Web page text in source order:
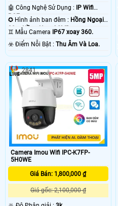
🤖️ Công Nghệ Sử Dụng :
IP Wifi
POE.
✪ Hình ảnh ban đêm : Hồng Ngoại
30m Hồng Ngoại SMD.
♊ Mẫu Camera
IP67 xoay 360.
️☣️ Điểm Nỗi Bật : Thu Âm Và Loa.
Camera Imou Wifi IPC-K7FP-
5H0WE
Giá Bán: 1,800,000 ₫
Giá gốc: 2,100,000 ₫
2841